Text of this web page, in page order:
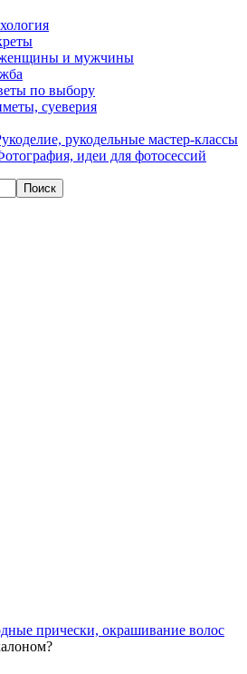
и мужчины
по выбору
суеверия
рукодельные мастер-классы
идеи для фотосессий
прически, окрашивание волос